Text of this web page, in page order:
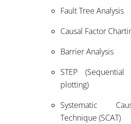
Fault Tree Analysis
Causal Factor
Barrier Analysis
STEP
plotting)
Systematic
Technique (SCAT)